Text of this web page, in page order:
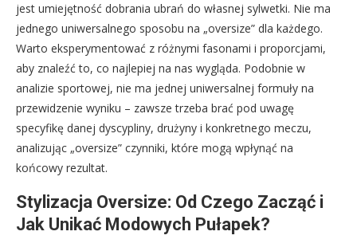
jest umiejętność dobrania ubrań do własnej sylwetki. Nie ma
jednego uniwersalnego sposobu na „oversize” dla każdego.
Warto eksperymentować z różnymi fasonami i proporcjami,
aby znaleźć to, co najlepiej na nas wygląda. Podobnie w
analizie sportowej, nie ma jednej uniwersalnej formuły na
przewidzenie wyniku – zawsze trzeba brać pod uwagę
specyfikę danej dyscypliny, drużyny i konkretnego meczu,
analizując „oversize” czynniki, które mogą wpłynąć na
końcowy rezultat.
Stylizacja Oversize: Od Czego Zacząć i
Jak Unikać Modowych Pułapek?